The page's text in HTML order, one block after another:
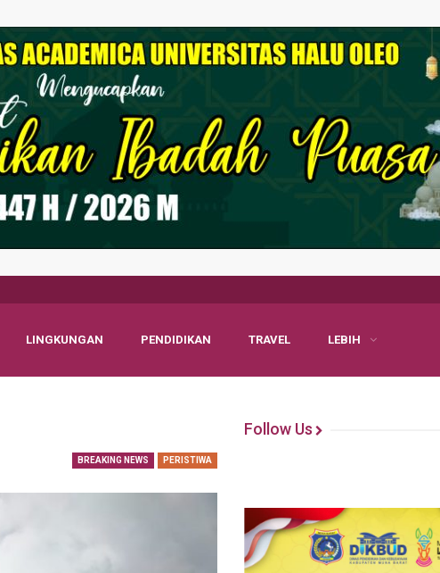
LINGKUNGAN PENDIDIKAN TRAVEL LEBIH
BREAKING NEWS PERISTIWA
Follow Us